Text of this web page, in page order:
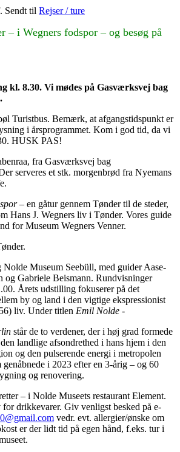
Sendt til Rejser / ture
– i Wegners fodspor – og besøg på
kl. 8.30. Vi mødes på Gasværksvej bag
Turistbus. Bemærk, at afgangstidspunkt er
i årsprogrammet. Kom i god tid, da vi
HUSK PAS!
fra Gasværksvej bag
serveres et stk. morgenbrød fra Nyemans
– en gåtur gennem Tønder til de steder,
Hans J. Wegners liv i Tønder. Vores guide
for Museum Wegners Venner.
Museum Seebüll, med guider Aase-
og Gabriele Beismann. Rundvisninger
Årets udstilling fokuserer på det
by og land i den vigtige ekspressionist
liv. Under titlen Emil Nolde -
står de to verdener, der i høj grad formede
landlige afsondrethed i hans hjem i den
og den pulserende energi i metropolen
i 2023 efter en 3-årig – og 60
og renovering.
– i Nolde Museets restaurant Element.
for drikkevarer. Giv venligst besked på e-
vedr. evt. allergier/ønske om
er der lidt tid på egen hånd, f.eks. tur i